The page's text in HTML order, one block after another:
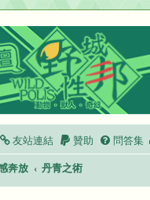
友站連結 贊助 問答集
奔放 丹青之術